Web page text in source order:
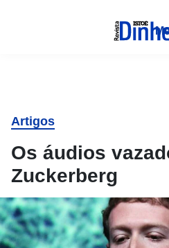
Artigos
Os áudios
Zuckerberg